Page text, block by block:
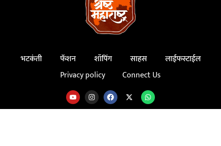
भटकंती फॅशन शॉपिंग साहस
लाईफस्टाईल
Privacy policy
Connect Us